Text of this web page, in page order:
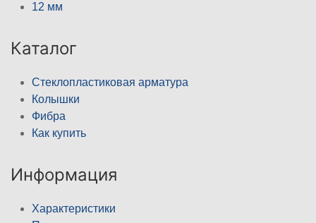
12 мм
Каталог
Стеклопластиковая арматура
Колышки
Фибра
Как купить
Информация
Характеристики